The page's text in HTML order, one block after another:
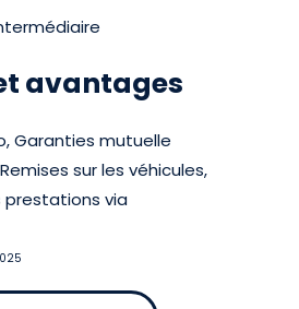
avantages
Garanties mutuelle
sur les véhicules,
prestations via